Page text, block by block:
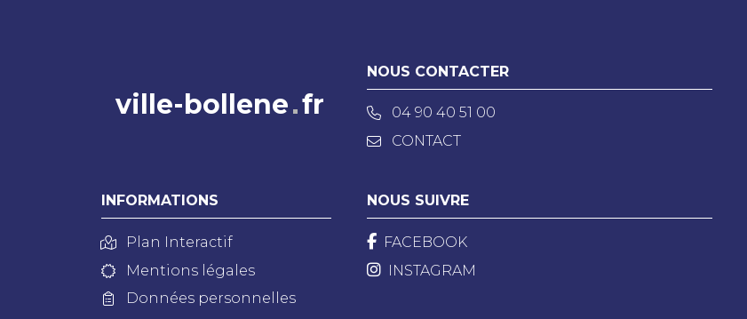
ville-bollene fr
NOUS CONTACTER
04 90 40 51 00
CONTACT
INFORMATIONS
Plan Interactif
Mentions légales
Données personnelles
NOUS SUIVRE
FACEBOOK
INSTAGRAM